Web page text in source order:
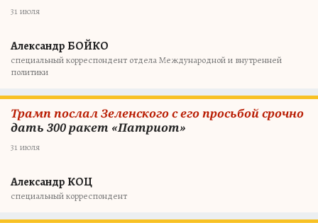
31 июля
Александр БОЙКО
специальный корреспондент отдела Международной и внутренней
политики
Трамп послал Зеленского с его просьбой срочно
дать 300 ракет «Патриот»
31 июля
Александр КОЦ
специальный корреспондент